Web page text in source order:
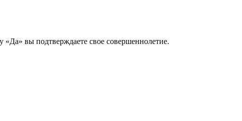
«Да» вы подтверждаете свое совершеннолетие.